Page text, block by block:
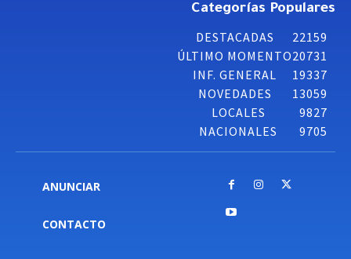
Categorías Populares
DESTACADAS
22159
ÚLTIMO MOMENTO20731
INF. GENERAL
19337
NOVEDADES
13059
LOCALES
9827
NACIONALES
9705
ANUNCIAR
CONTACTO